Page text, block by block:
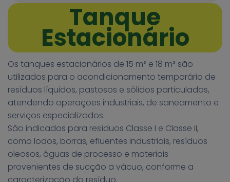
Tanque
Estacionário
Os tanques estacionários de 15 m³ e 18 m³ são
utilizados para o acondicionamento temporário de
resíduos líquidos, pastosos e sólidos particulados,
atendendo operações industriais, de saneamento e
serviços especializados.
São indicados para resíduos Classe I e Classe II,
como lodos, borras, efluentes industriais, resíduos
oleosos, águas de processo e materiais
provenientes de sucção a vácuo, conforme a
caracterização do resíduo.